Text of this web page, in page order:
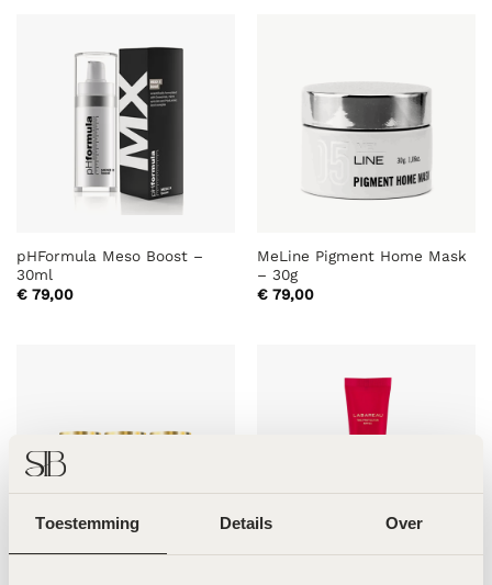
Toestemming Details Over
pHFormula Meso Boost –
30ml
€79,00
MeLine Pigment Home Mask
– 30g
€79,00